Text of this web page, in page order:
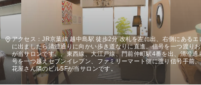
アクセス：JR京葉線 越中島駅 徒歩2分 改札を左に出、右側にあるエ
に出ましたら清澄通りに向かい歩き道なりに直進。信号を一つ渡り
が当サロンです。、東西線、大江戸線、門前仲町駅4番を出、清澄通
号を一つ越えセブンイレブン、ファミリーマート側に渡り信号手前
花屋さん隣のビル5Fが当サロンです。